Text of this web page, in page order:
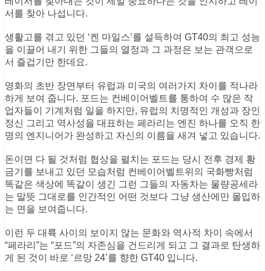
정신 그리고 역사성을 대표하는 페라리는 엔진 하나를 오직 한
명의 엔지니어가 완성하고 자신의 이름을 새겨 넣고 있습니다.
돈이면 다 될 것처럼 협상을 펼치는 포드는 당시 전후 경제 황
금기를 보내고 있던 모습처럼 컨베이어벨트위의 국화빵처럼
똑같은 색상에 똑같이 생긴 그런 그들의 자동차는 물량공세라
는 면을 보여줍니다.
이런 두 대륙 사이의 보이지 않는 문화와 역사적 차이 속에서
“페라리”는 “포드”의 자존심을 건드리게 되고 그 결과로 탄생하
게 된 것이 바로 ‘르망 24’를 향한 GT40 입니다.
영화 ‘포드 v 페라리’가 위에 설명한 두 회사와 두 대륙의 역사
와 문화적 차이가 문제의 핵심이라면 더 이상 이야기 할 것이
없습니다.
그러나 이 영화 속에서 더 중요한 것은 ‘케롤 셀비’와 ‘켄 마일
포드의 경영진이라는 거대한 자본가인 내부의 적과 싸워가며
엔지니어와 레이서로서 포기하지 않고 꿈을 이루어내는 그 과
정에 더 큰 의미가 있습니다.